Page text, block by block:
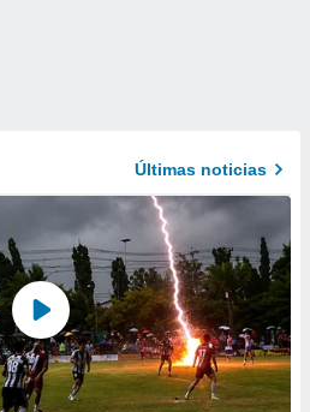
Últimas noticias